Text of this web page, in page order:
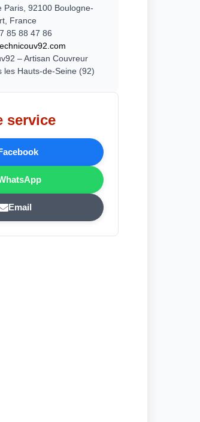
Paris, 92100 Boulogne-
France
85 88 47 86
– Artisan Couvreur
les Hauts-de-Seine (92)
service
Email